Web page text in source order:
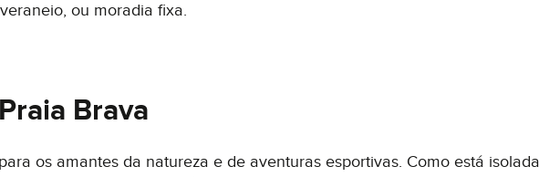
ou moradia fixa.
Brava
os amantes da natureza e de aventuras esportivas. Como está isolada